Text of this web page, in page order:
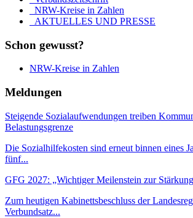
NRW-Kreise in Zahlen
AKTUELLES UND PRESSE
Schon gewusst?
NRW-Kreise in Zahlen
Meldungen
Steigende Sozialaufwendungen treiben
Belastungsgrenze
Die Sozialhilfekosten sind erneut binnen eines
fünf...
GFG 2027: „Wichtiger Meilenstein zur
Zum heutigen Kabinettsbeschluss der
Verbundsatz...